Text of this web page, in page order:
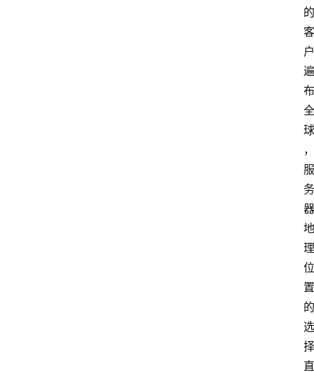
的
客
户
遍
布
全
球
，
服
务
器
地
理
位
置
的
选
择
直